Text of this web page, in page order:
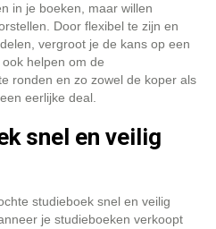
in je boeken, maar willen
Door flexibel te zijn en
vergroot je de kans op een
helpen om de
ronden en zo zowel de koper als
eerlijke deal.
snel en veilig
studieboek snel en veilig
je studieboeken verkoopt